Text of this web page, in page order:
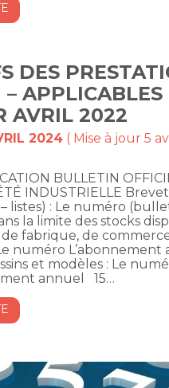
DES
–
AVRIL 2022
2024 ( Mise à jour 5
BULLETIN
INDUSTRIELLE
listes) : Le numéro
la limite des stocks
fabrique, de
numéro
et modèles : Le
annuel 15…